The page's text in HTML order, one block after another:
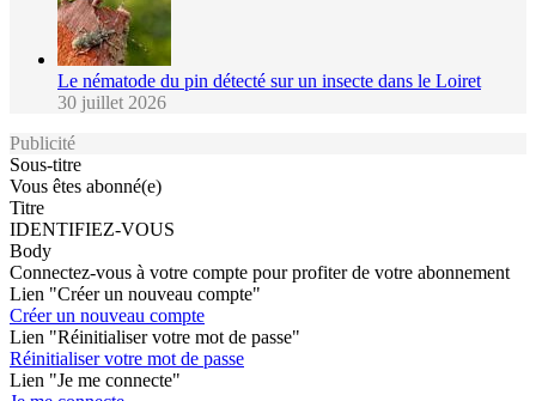
Le nématode du pin détecté sur un insecte dans le Loiret
30 juillet 2026
Publicité
Sous-titre
Vous êtes abonné(e)
Titre
IDENTIFIEZ-VOUS
Body
Connectez-vous à votre compte pour profiter de votre abonnement
Lien "Créer un nouveau compte"
Créer un nouveau compte
Lien "Réinitialiser votre mot de passe"
Réinitialiser votre mot de passe
Lien "Je me connecte"